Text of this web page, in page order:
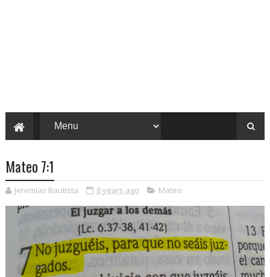
Mateo 7:1
Jeremías Bautista 8 years ago Mateo